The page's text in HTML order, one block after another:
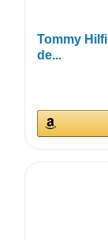
Tommy
de...